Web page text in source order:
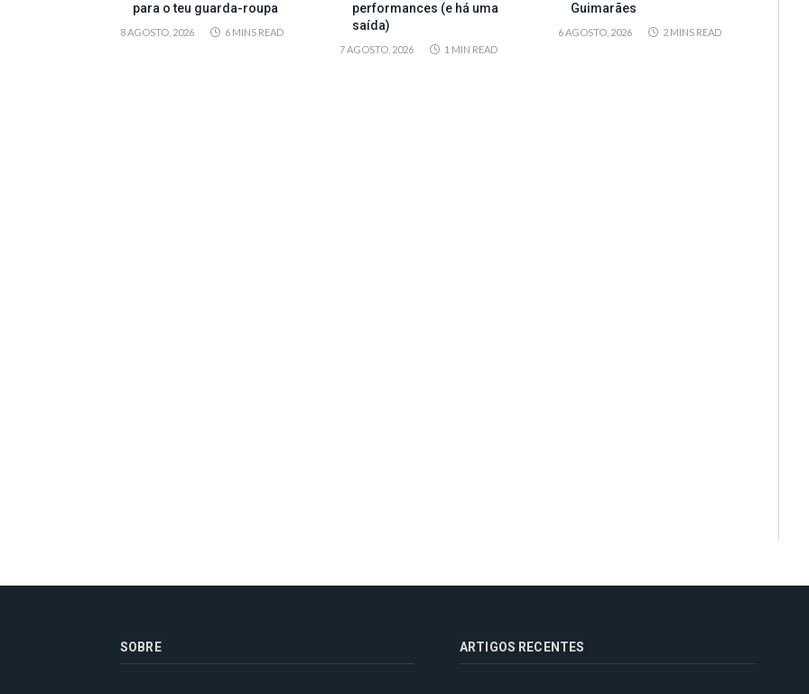
para o teu guarda-roupa
8 AGOSTO, 2026 6 MINS READ
performances (e há uma
saída)
7 AGOSTO, 2026 1 MIN READ
Guimarães
6 AGOSTO, 2026 2 MINS READ
SOBRE ARTIGOS RECENTES